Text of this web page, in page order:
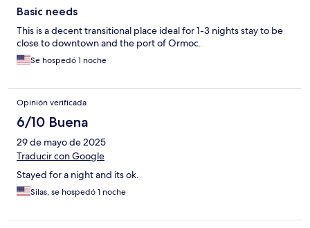
Basic needs
This is a decent transitional place ideal for 1-3 nights stay to be
close to downtown and the port of Ormoc.
Se hospedó 1 noche
Opinión verificada
6/10 Buena
29 de mayo de 2025
Traducir con Google
Stayed for a night and its ok.
Silas, se hospedó 1 noche